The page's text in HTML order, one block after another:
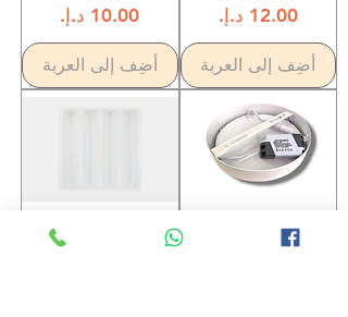
السعر‏12.00 د.إ.‏
أضِف إلى العربة
السعر
أضِف إلى العربة
Dlight-12W Surface LED
V.MAX-60X60 LED Panel-